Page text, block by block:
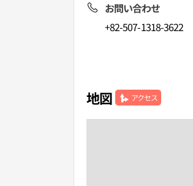
お問い合わせ
+82-507-1318-3622
地図 アクセス